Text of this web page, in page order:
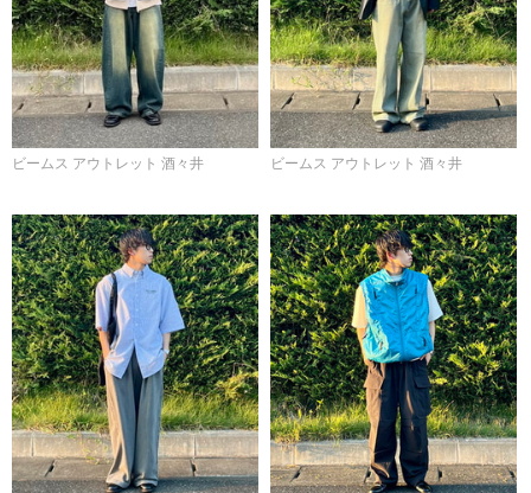
ビームス アウトレット 酒々井 ビームス アウトレット 酒々井